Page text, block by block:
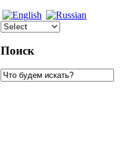
Поиск